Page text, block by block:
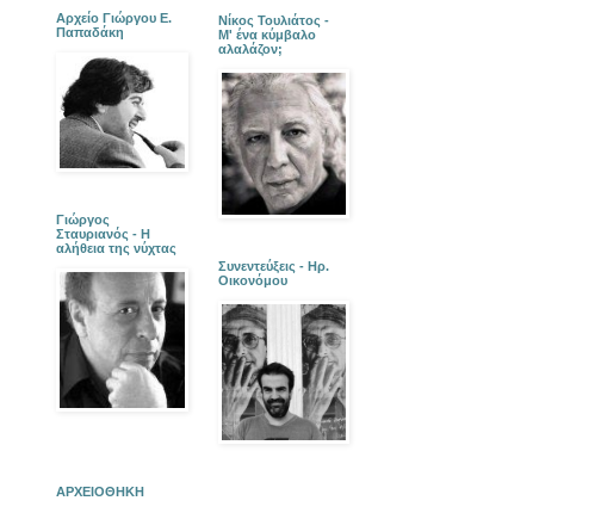
Αρχείο Γιώργου Ε.
Παπαδάκη
Γιώργος
Σταυριανός - Η
αλήθεια της νύχτας
Νίκος Τουλιάτος -
Μ' ένα κύμβαλο
αλαλάζον;
Συνεντεύξεις - Ηρ.
Οικονόμου
ΑΡΧΕΙΟΘΗΚΗ